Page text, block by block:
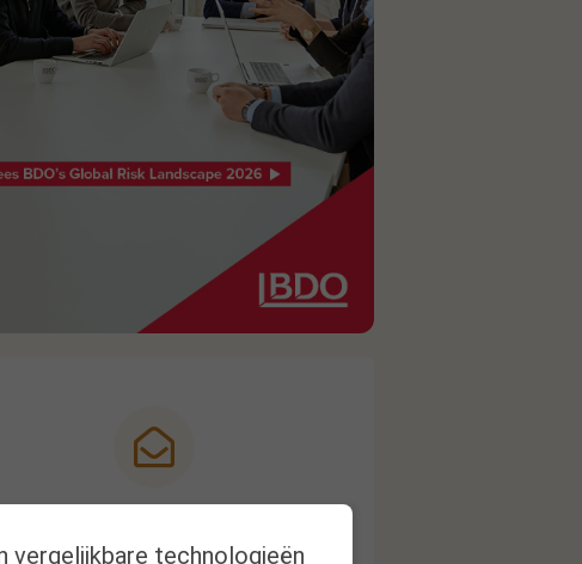
Nieuwsbrief
vergelijkbare technologieën